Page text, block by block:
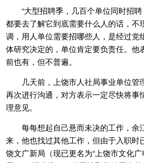
“大型招聘季，几百个单位同时招聘
都要去了解它到底需要什么人的话，不
调，用人单位需要招哪些人，是经过党
体研究决定的，单位肯定要负责任。他
前也有，但不普遍。
几天前，上饶市人社局事业单位管
再次进行沟通，对方表示一定尽快将事
理意见。
每每想起自己悬而未决的工作，余
来，他也找过其他工作，但由于入职时
饶文广新局（现已更名为“上饶市文化